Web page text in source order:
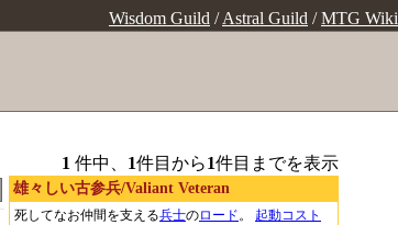
Wisdom Guild /Astral Guild /MTG Wiki
1 件中、 1件目から1件目までを表示
雄々しい古参兵/Valiant Veteran
死してなお仲間を支える兵士のロード。 起動コスト